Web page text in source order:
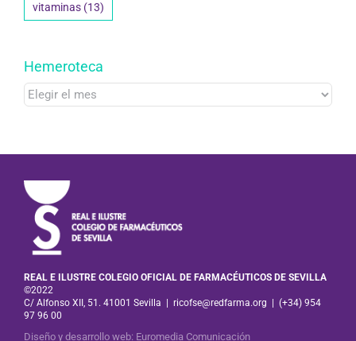
vitaminas (13)
Hemeroteca
Hemeroteca
REAL E ILUSTRE COLEGIO OFICIAL DE FARMACÉUTICOS DE SEVILLA
©2022
C/ Alfonso XII, 51. 41001 Sevilla
ricofse@redfarma.org
(+34) 954
97 96 00
Diseño y desarrollo web: Euromedia Comunicación